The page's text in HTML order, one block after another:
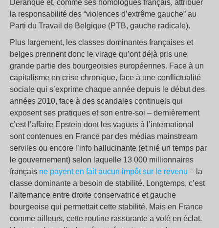
Deranque et, comme ses homologues français, attribuer
la responsabilité des “violences d’extrême gauche” au
Parti du Travail de Belgique (PTB, gauche radicale).
Plus largement, les classes dominantes françaises et
belges prennent donc le virage qu’ont déjà pris une
grande partie des bourgeoisies européennes. Face à un
capitalisme en crise chronique, face à une conflictualité
sociale qui s’exprime chaque année depuis le début des
années 2010, face à des scandales continuels qui
exposent ses pratiques et son entre-soi – dernièrement
c’est l’affaire Epstein dont les vagues à l’international
sont contenues en France par des médias mainstream
serviles ou encore l’info hallucinante (et nié un temps par
le gouvernement) selon laquelle 13 000 millionnaires
français ne payent en fait aucun impôt sur le revenu – la
classe dominante a besoin de stabilité. Longtemps, c’est
l’alternance entre droite conservatrice et gauche
bourgeoise qui permettait cette stabilité. Mais en France
comme ailleurs, cette routine rassurante a volé en éclat.